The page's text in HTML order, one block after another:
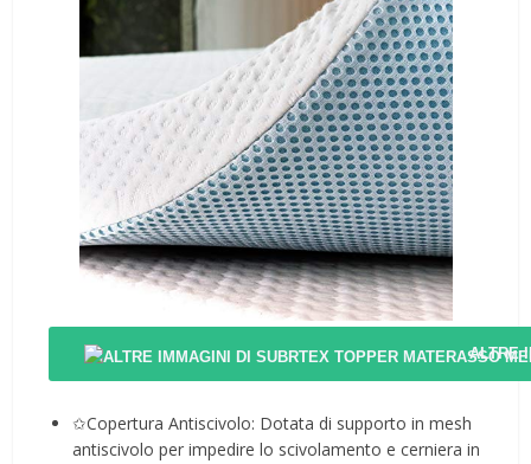
ALTRE
✩Copertura Antiscivolo: Dotata di supporto in mesh
antiscivolo per impedire lo scivolamento e cerniera in